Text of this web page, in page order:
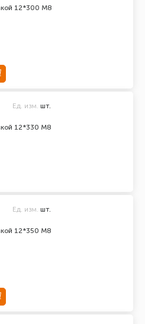
12*300 М8
12*330 М8
Ед. изм. шт.
12*350 М8
Ед. изм. шт.